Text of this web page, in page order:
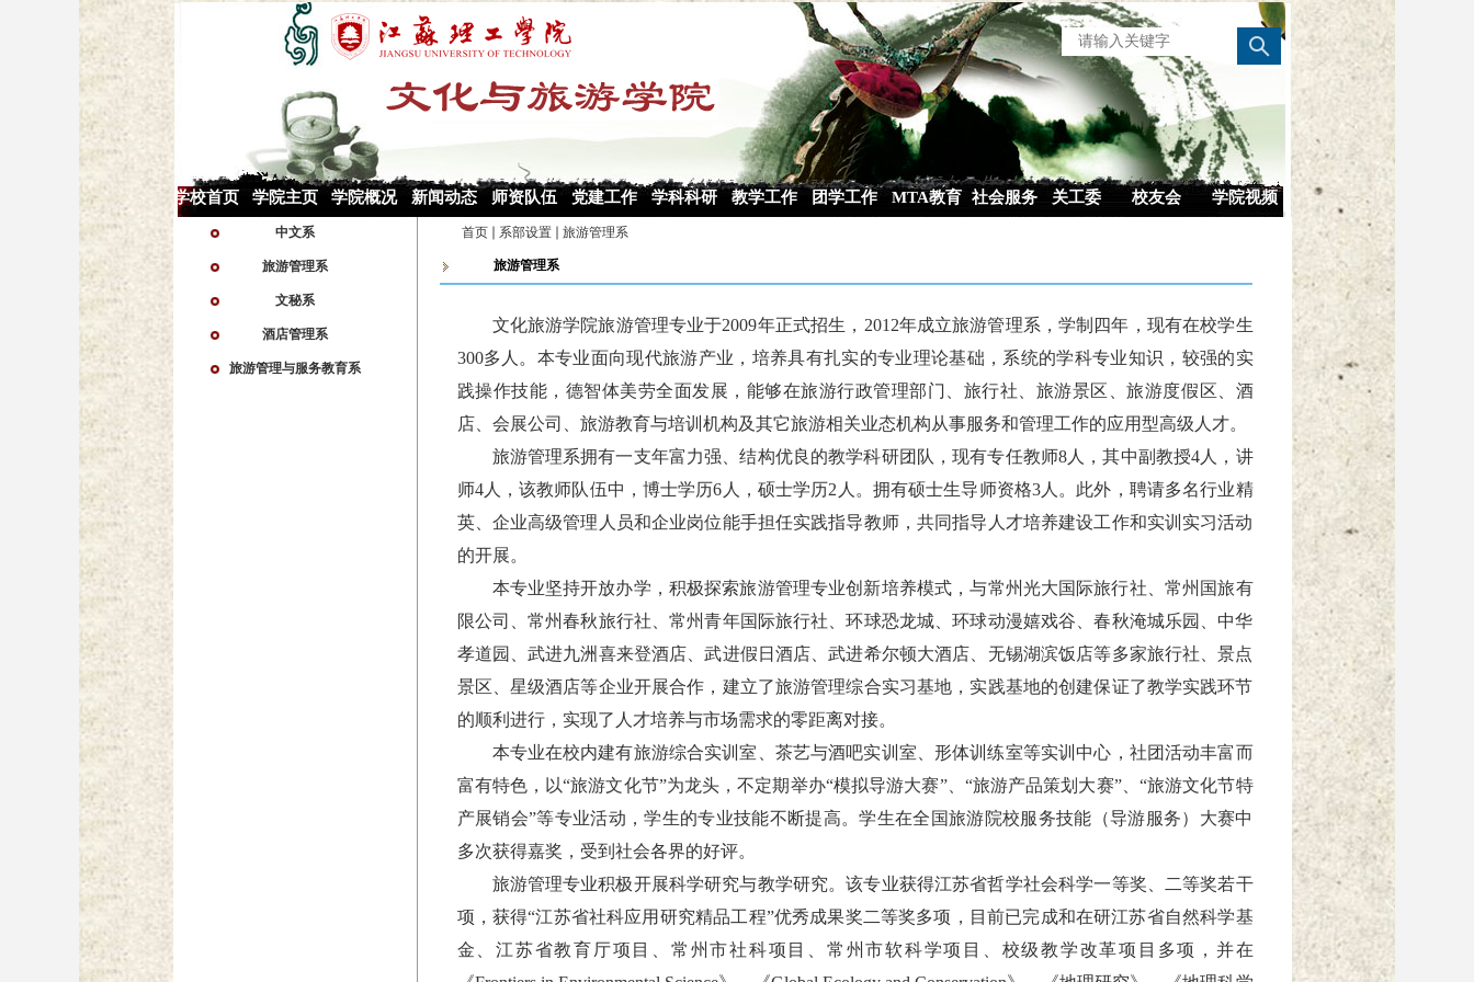
学校首页 学院主页 学院概况 新闻动态 师资队伍 党建工作 学科科研 教学工作 团学工作 MTA教育 社会服务 关工委 校友会 学院视频
中文系
旅游管理系
文秘系
酒店管理系
旅游管理与服务教育系
首页 系部设置 旅游管理系
旅游管理系
文化旅游学院旅游管理专业于2009年正式招生，2012年成立旅游管理系，学制四年，现有在校学生
300多人。 本专业面向现代旅游产业， 培养具有扎实的专业理论基础 ，系统的学科专业知识， 较强的实
践操作技能 ，德智体美劳全面发展， 能够在旅游行政管理部门、 旅行社 、旅游景区、旅游度假区、酒
店、会展公司、旅游教育与培训机构及其它旅游相关业态机构从事服务和管理工作的应用型高级人才。
旅游管理系拥有一支年富力强、结构优良的教学科研团队，现有专任教师8人，其中副教授4 人，讲
师4人，该教师队伍中，博士学历6 人，硕士学历2 人。拥有硕士生导师资格3人。此外，聘请多名行业精
英、企业高级管理人员和企业岗位能手担任实践指导教师，共同指导人才培养建设工作和实训实习活动
的开展。
本专业坚持开放办学，积极探索旅游管理专业创新培养模式，与常州光大国际旅行社、 常州国旅有
限公司、常州春秋旅行社、常州青年国际旅行社、环球恐龙城、环球动漫嬉戏谷、春秋淹城乐园、中华
孝道园、武进九洲喜来登酒店、武进假日酒店、武进希尔顿大酒店、无锡湖滨饭店等多家旅行社、景点
景区、星级酒店等企业开展合作，建立了旅游管理综合实习基地，实践基地的创建保证了教学实践环节
的顺利进行，实现了人才培养与市场需求的零距离对接。
本专业在校内建有旅游综合实训室、茶艺与酒吧实训室、形体训练室等实训中心，社团活动丰富而
富有特色，以“旅游文化节”为龙头，不定期举办“模拟导游大赛”、“旅游产品策划大赛”、“旅游文化节特
产展销会”等专业活动，学生的专业技能不断提高。学生在全国旅游院校服务技能（导游服务）大赛中
多次获得嘉奖，受到社会各界的好评。
旅游管理专业积极开展科学研究与教学研究。该专业获得江苏省哲学社会科学一等奖、二等奖若干
项，获得“江苏省社科应用研究精品工程”优秀成果奖二等奖多项，目前已完成和在研江苏省自然科学基
金
、江苏省教育厅项目、常州市社科项目、常州市软科学项目、校级教学改革项目多项，并在